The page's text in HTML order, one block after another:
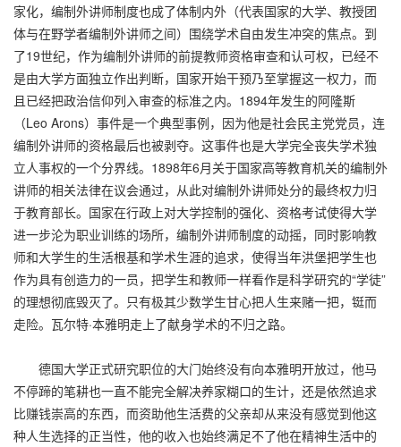
家化，编制外讲师制度也成了体制内外（代表国家的大学、教授团
体与在野学者编制外讲师之间）围绕学术自由发生冲突的焦点。到
了19世纪，作为编制外讲师的前提教师资格审查和认可权，已经不
是由大学方面独立作出判断，国家开始干预乃至掌握这一权力，而
且已经把政治信仰列入审查的标准之内。1894年发生的阿隆斯
（Leo Arons）事件是一个典型事例，因为他是社会民主党党员，连
编制外讲师的资格最后也被剥夺。这事件也是大学完全丧失学术独
立人事权的一个分界线。1898年6月关于国家高等教育机关的编制外
讲师的相关法律在议会通过，从此对编制外讲师处分的最终权力归
于教育部长。国家在行政上对大学控制的强化、资格考试使得大学
进一步沦为职业训练的场所，编制外讲师制度的动摇，同时影响教
师和大学生的生活根基和学术生涯的追求，使得当年洪堡把学生也
作为具有创造力的一员，把学生和教师一样看作是科学研究的“学徒”
的理想彻底毁灭了。只有极其少数学生甘心把人生来赌一把，铤而
走险。瓦尔特·本雅明走上了献身学术的不归之路。
德国大学正式研究职位的大门始终没有向本雅明开放过，他马
不停蹄的笔耕也一直不能完全解决养家糊口的生计，还是依然追求
比赚钱崇高的东西，而资助他生活费的父亲却从来没有感觉到他这
种人生选择的正当性，他的收入也始终满足不了他在精神生活中的